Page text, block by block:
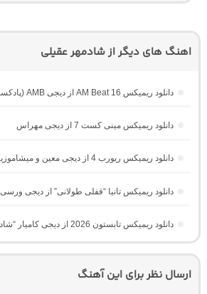
اهنگ های دیگر از شادمهر عقیلی
دانلود ریمیکس AM Beat 16 از دیجی AMB (پادکست طولانی شنیدنی)
دانلود ریمیکس مینی کست 7 از دیجی مهراس
دانلود ریمیکس ریورب 4 از دیجی معین و میشاموزیکز “طولانی احساسی”
دانلود ریمیکس تانیا “قفلی طولانی” از دیجی ورسی
دانلود ریمیکس تابستون 2026 از دیجی کامیار “شاد رقصی طولانی”
ارسال نظر برای این آهنگ